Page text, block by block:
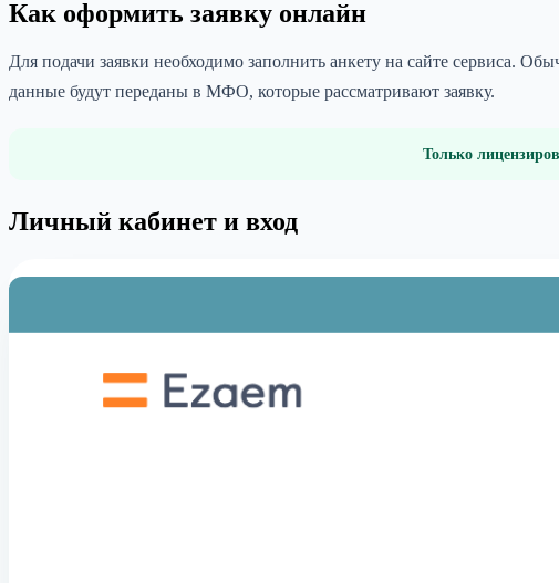
Как оформить заявку онлайн
Для подачи заявки необходимо заполнить анкету на сайте сервиса.
данные будут переданы в МФО, которые рассматривают заявку.
Только
Личный кабинет и вход